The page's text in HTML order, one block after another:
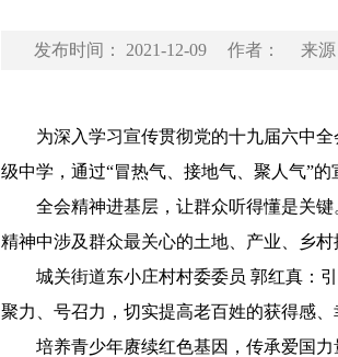
发布时间： 2021-12-09 作者： 来
为深入学习宣传贯彻党的十九届六中全
级中学，通过“冒热气、接地气、聚人气”
全会精神进基层，让群众听得懂是关键
精神中涉及群众最关心的土地、产业、乡
城关街道东小庄村村委委员 郭红真：引
聚力、号召力，切实提高老百姓的获得感、
培养青少年赓续红色基因，传承爱国力